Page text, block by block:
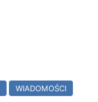
WIADOMOŚCI